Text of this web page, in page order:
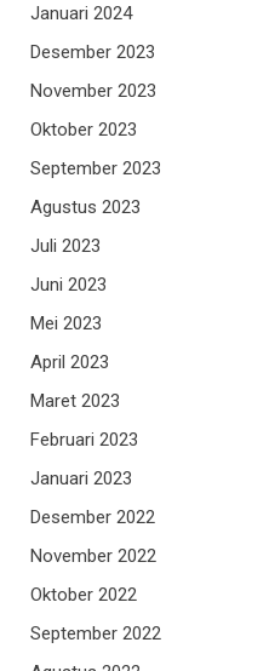
Januari 2024
Desember 2023
November 2023
Oktober 2023
September 2023
Agustus 2023
Juli 2023
Juni 2023
Mei 2023
April 2023
Maret 2023
Februari 2023
Januari 2023
Desember 2022
November 2022
Oktober 2022
September 2022